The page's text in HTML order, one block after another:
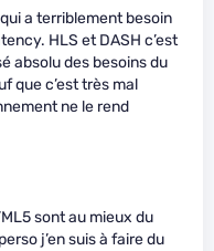
a terriblement besoin
HLS et DASH c’est
absolu des besoins du
que c’est très mal
ne le rend
sont au mieux du
j’en suis à faire du